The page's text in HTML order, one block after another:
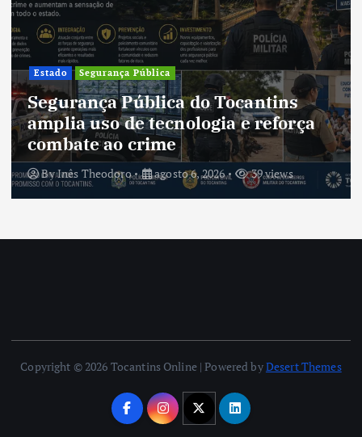
Estado Segurança Pública
Segurança Pública do Tocantins
amplia uso de tecnologia e reforça
combate ao crime
ByInês Theodoro agosto 6, 2026 39 views
Copyright © 2026 Tocantins Online | Powered byDesert Themes